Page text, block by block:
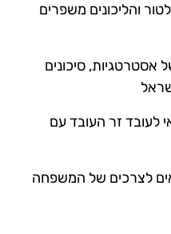
והליכונים משפרים
אסטרטגיות, סיכונים
לעובד זר העובד עם
לצרכים של המשפחה